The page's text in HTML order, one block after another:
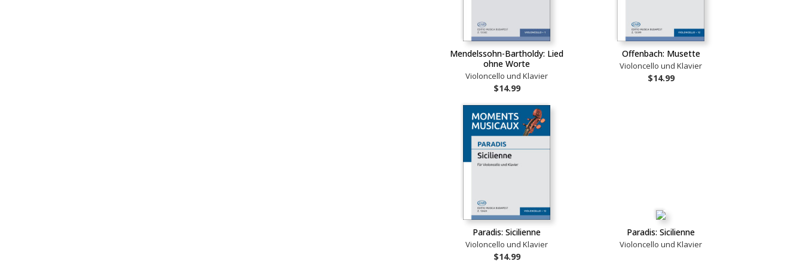
Mendelssohn-Bartholdy: Lied
ohne Worte
Violoncello und Klavier
$14.99
Offenbach: Musette
Violoncello und Klavier
$14.99
Paradis: Sicilienne
Violoncello und Klavier
$14.99
Paradis: Sicilienne
Violoncello und Klavier